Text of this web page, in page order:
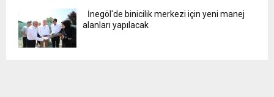
İnegöl'de binicilik merkezi için yeni manej
alanları yapılacak